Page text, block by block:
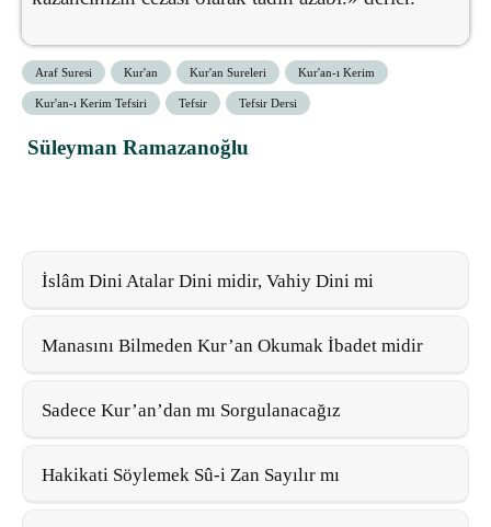
Araf Suresi Kur'an Kur'an Sureleri Kur'an-ı Kerim
Kur'an-ı Kerim Tefsiri Tefsir Tefsir Dersi
Süleyman Ramazanoğlu
İslâm Dini Atalar Dini midir, Vahiy Dini mi
Manasını Bilmeden Kur’an Okumak İbadet midir
Sadece Kur’an’dan mı Sorgulanacağız
Hakikati Söylemek Sû-i Zan Sayılır mı